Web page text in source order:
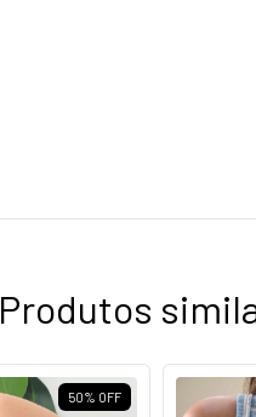
Produtos
50% OFF